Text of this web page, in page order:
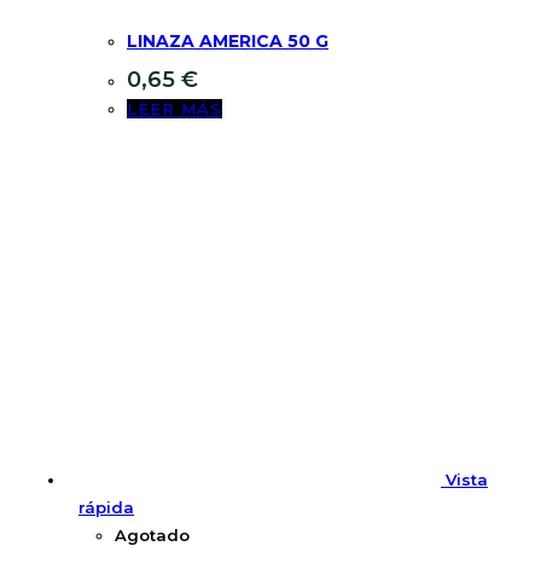
LINAZA AMERICA 50 G
0,65 €
LEER MÁS
Vista
rápida
Agotado